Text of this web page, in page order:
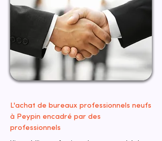
L'achat de bureaux professionnels neufs
à Peypin encadré par des
professionnels